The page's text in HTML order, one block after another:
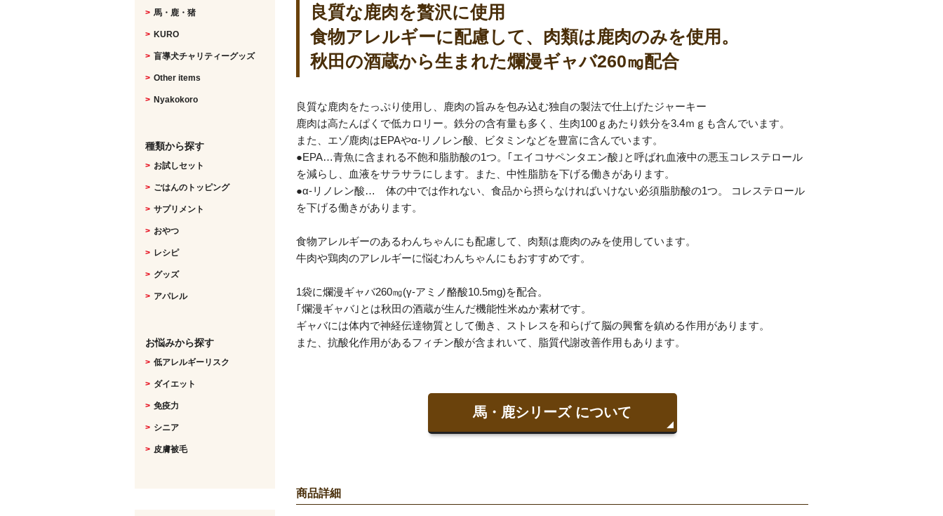
良質な鹿肉を贅沢に使用
食物アレルギーに配慮して、肉類は鹿肉のみを使用。
秋田の酒蔵から生まれた爛漫ギャバ260㎎配合
良質な鹿肉をたっぷり使用し、鹿肉の旨みを包み込む独自の製法で仕上げたジャーキー
鹿肉は高たんぱくで低カロリー。鉄分の含有量も多く、生肉100ｇあたり鉄分を3.4ｍｇも含んでいます。
また、エゾ鹿肉はEPAやα-リノレン酸、ビタミンなどを豊富に含んでいます。
●EPA…青魚に含まれる不飽和脂肪酸の1つ。｢エイコサペンタエン酸｣と呼ばれ血液中の悪玉コレステロール
を減らし、血液をサラサラにします。また、中性脂肪を下げる働きがあります。
●α-リノレン酸… 体の中では作れない、食品から摂らなければいけない必須脂肪酸の1つ。 コレステロール
を下げる働きがあります。
食物アレルギーのあるわんちゃんにも配慮して、肉類は鹿肉のみを使用しています。
牛肉や鶏肉のアレルギーに悩むわんちゃんにもおすすめです。
1袋に爛漫ギャバ260㎎(γ-アミノ酪酸10.5mg)を配合。
｢爛漫ギャバ｣とは秋田の酒蔵が生んだ機能性米ぬか素材です。
ギャバには体内で神経伝達物質として働き、ストレスを和らげて脳の興奮を鎮める作用があります。
また、抗酸化作用があるフィチン酸が含まれいて、脂質代謝改善作用もあります。
馬・鹿シリーズ について
商品詳細
馬・鹿・猪
KURO
盲導犬チャリティーグッズ
Other items
Nyakokoro
種類から探す
お試しセット
ごはんのトッピング
サプリメント
おやつ
レシピ
グッズ
アパレル
お悩みから探す
低アレルギーリスク
ダイエット
免疫力
シニア
皮膚被毛